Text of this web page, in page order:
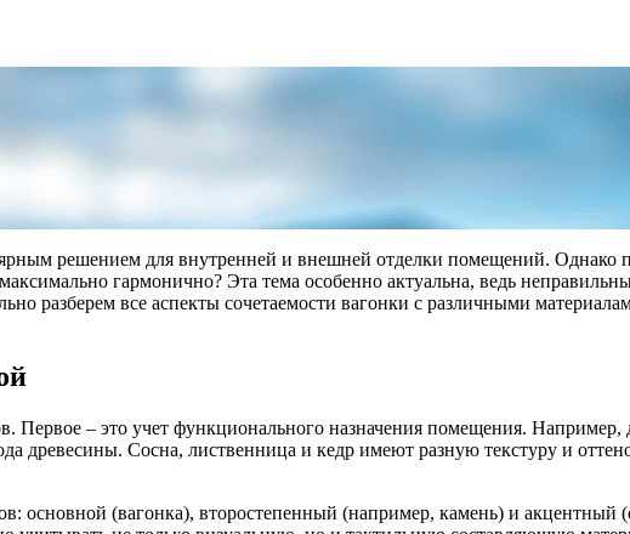
решением для внутренней и внешней отделки помещений. Однако
гармонично? Эта тема особенно актуальна, ведь
разберем все аспекты сочетаемости вагонки с различными
Первое – это учет функционального назначения помещения. Например,
древесины. Сосна, лиственница и кедр имеют разную текстуру и
основной (вагонка), второстепенный (например, камень) и акцентный